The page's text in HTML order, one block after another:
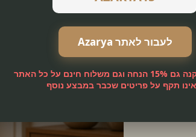
לעבור לאתר Azarya
חינם על כל האתר
תקף על פריטים שכבר במבצע נוסף